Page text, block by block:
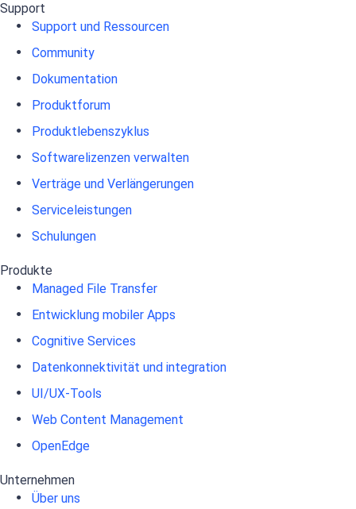
Support
Support und Ressourcen
Community
Dokumentation
Produktforum
Produktlebenszyklus
Softwarelizenzen verwalten
Verträge und Verlängerungen
Serviceleistungen
Schulungen
Produkte
Managed File Transfer
Entwicklung mobiler Apps
Cognitive Services
Datenkonnektivität und integration
UI/UX-Tools
Web Content Management
OpenEdge
Unternehmen
Über uns